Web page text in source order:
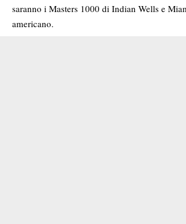
saranno i Masters 1000 di Indian Wells e
americano.